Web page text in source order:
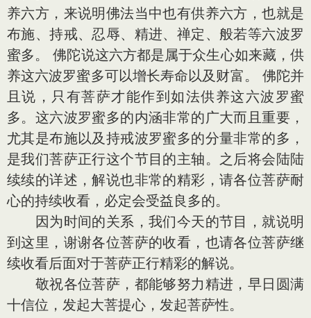
养六方，来说明佛法当中也有供养六方，也就是
布施、持戒、忍辱、精进、禅定、般若等六波罗
蜜多。 佛陀说这六方都是属于众生心如来藏，供
养这六波罗蜜多可以增长寿命以及财富。 佛陀并
且说，只有菩萨才能作到如法供养这六波罗蜜
多。这六波罗蜜多的内涵非常的广大而且重要，
尤其是布施以及持戒波罗蜜多的分量非常的多，
是我们菩萨正行这个节目的主轴。之后将会陆陆
续续的详述，解说也非常的精彩，请各位菩萨耐
心的持续收看，必定会受益良多的。
因为时间的关系，我们今天的节目，就说明
到这里，谢谢各位菩萨的收看，也请各位菩萨继
续收看后面对于菩萨正行精彩的解说。
敬祝各位菩萨，都能够努力精进，早日圆满
十信位，发起大菩提心，发起菩萨性。